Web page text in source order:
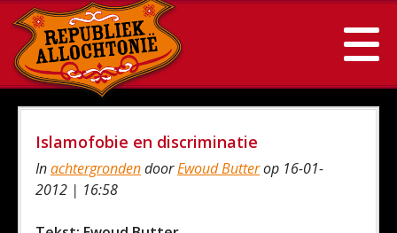
Islamofobie en discriminatie
InachtergrondendoorEwoud Butterop 16-01-
2012 | 16:58